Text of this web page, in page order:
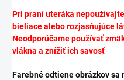
Pri praní uteráka
bieliace alebo rozjasňujúce
Neodporúčame používať
vlákna a znížiť ich savosť
Farebné odtiene obrázkov sa